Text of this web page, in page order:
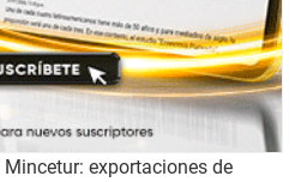
Mincetur: exportaciones de